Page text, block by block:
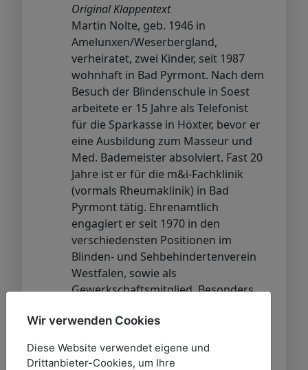
Original Klappentext
Martin Nolte, geb. 1946 in
Amelunxen/Weserbergland,
verheiratet, zwei Kinder, seit 1987
wohnhaft in Bad Pyrmont. Nach dem
Besuch der Blindenschule in Soest
arbeitete er 15 Jahre als Telefonist
für die Sparkasse in Höxter, bevor er
eine Ausbildung zum Masseur und
Med. Bademeister absolviert. Fast 20
Jahre ist er für die m&i-Fachklinik
(vormals Rheumaklinik) in Bad
Pyrmont tätig. Ehrenamtlich
engagiert er seit 1970 in den
verschiedensten Positionen im
Blinden- und Sehbehindertenverein
Westfalen, sowie als
Gewerkschaftsmitglied. Besonders
Arbeit für mehrfachbehinderte
Menschen.
Wir verwenden Cookies
Diese Website verwendet eigene und
Drittanbieter-Cookies, um Ihre